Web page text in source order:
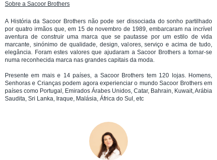
Sobre a Sacoor Brothers
A História da Sacoor Brothers não pode ser dissociada do sonho partilhado
por quatro irmãos que, em 15 de novembro de 1989, embarcaram na incrível
aventura de construir uma marca que se pautasse por um estilo de vida
marcante, sinónimo de qualidade, design, valores, serviço e acima de tudo,
elegância. Foram estes valores que ajudaram a Sacoor Brothers a tornar-se
numa reconhecida marca nas grandes capitais da moda.
Presente em mais e 14 países, a Sacoor Brothers tem 120 lojas. Homens,
Senhoras e Crianças podem agora experienciar o mundo Sacoor Brothers em
países como Portugal, Emirados Árabes Unidos, Catar, Bahrain, Kuwait, Arábia
Saudita, Sri Lanka, Iraque, Malásia, África do Sul, etc